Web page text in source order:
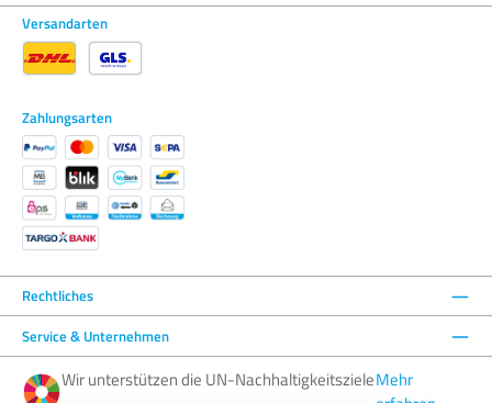
Versandarten
Zahlungsarten
Rechtliches
Service & Unternehmen
Wir unterstützen die UN-NachhaltigkeitszieleMehr